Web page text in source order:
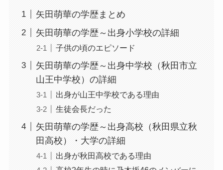
矢田萌華の学歴まとめ
矢田萌華の学歴～出身小学校の詳細
子供の頃のエピソード
矢田萌華の学歴～出身中学校（秋田市立
山王中学校）の詳細
出身が山王中学校である理由
生徒会長だった
矢田萌華の学歴～出身高校（秋田県立秋
田高校）・大学の詳細
出身が秋田高校である理由